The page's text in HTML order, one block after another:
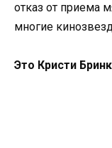
отказ от приема
многие
Это Кристи